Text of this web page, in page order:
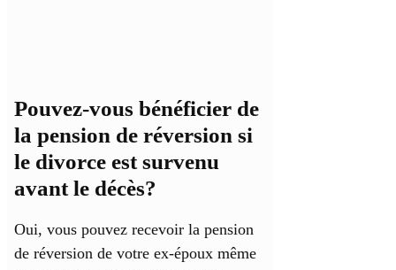
Pouvez-vous bénéficier de
la pension de réversion si
le divorce est survenu
avant le décès?
Oui, vous pouvez recevoir la pension
de réversion de votre ex-époux même